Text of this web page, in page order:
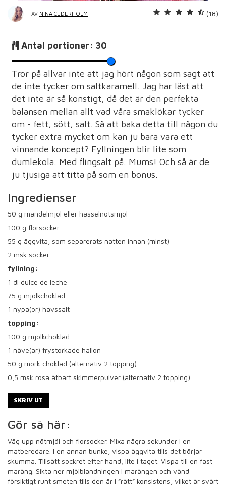
AV NINA CEDERHOLM (18)
Antal portioner: 30
Tror på allvar inte att jag hört någon som sagt att
de inte tycker om saltkaramell. Jag har läst att
det inte är så konstigt, då det är den perfekta
balansen mellan allt vad våra smaklökar tycker
om - fett, sött, salt. Så att baka detta till någon du
tycker extra mycket om kan ju bara vara ett
vinnande koncept? Fyllningen blir lite som
dumlekola. Med flingsalt på. Mums! Och så är de
ju tjusiga att titta på som en bonus.
Ingredienser
50 g mandelmjöl eller hasselnötsmjöl
100 g florsocker
55 g äggvita, som separerats natten innan (minst)
2 msk socker
fyllning:
1 dl dulce de leche
75 g mjölkchoklad
1 nypa(or) havssalt
topping:
100 g mjölkchoklad
1 näve(ar) frystorkade hallon
50 g mörk choklad (alternativ 2 topping)
0,5 msk rosa ätbart skimmerpulver (alternativ 2 topping)
SKRIV UT
Gör så här:
Väg upp nötmjöl och florsocker. Mixa några sekunder i en
matberedare. I en annan bunke, vispa äggvita tills det börjar
skumma. Tillsätt sockret efter hand, lite i taget. Vispa till en fast
maräng. Sikta ner mjölblandningen i marängen och vänd
försiktigt runt smeten tills den är i ”rätt” konsistens, vilket är svårt